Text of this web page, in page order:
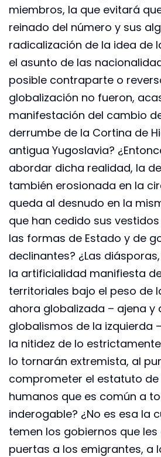
miembros, la que evitará
reinado del número y sus
radicalización de la idea de
el asunto de las
posible contraparte o
globalización no fueron,
manifestación del cambio
derrumbe de la Cortina de
antigua Yugoslavia?
abordar dicha realidad, la
también erosionada en la
queda al desnudo en la
que han cedido sus
las formas de Estado y de
declinantes? ¿Las
la artificialidad manifiesta
territoriales bajo el peso de
ahora globalizada – ajena y
globalismos de la izquierda
la nitidez de lo
lo tornarán extremista, al
comprometer el estatuto de
humanos que es común a
inderogable? ¿No es esa la
temen los gobiernos que les
puertas a los emigrantes, a